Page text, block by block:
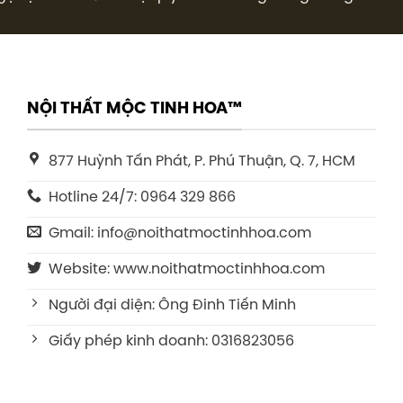
NỘI THẤT MỘC TINH HOA™
877 Huỳnh Tấn Phát, P. Phú Thuận, Q. 7, HCM
Hotline 24/7: 0964 329 866
Gmail: info@noithatmoctinhhoa.com
Website: www.noithatmoctinhhoa.com
Người đại diện: Ông Đinh Tiến Minh
Giấy phép kinh doanh: 0316823056